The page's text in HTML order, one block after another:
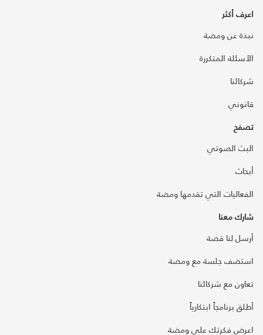
اعرف أكثر
نبذة عن ومضة
الأسئلة المتكررة
شركائنا
قانوني
تصفح
البث الصوتي
أبحاث
الفعاليات التي تقدمها ومضة
شارك معنا
أرسل لنا قصة
استضف جلسة مع ومضة
تعاون مع شركائنا
أطلق برنامجاً ابتكارياً
اعرض فكرتك على ومضة